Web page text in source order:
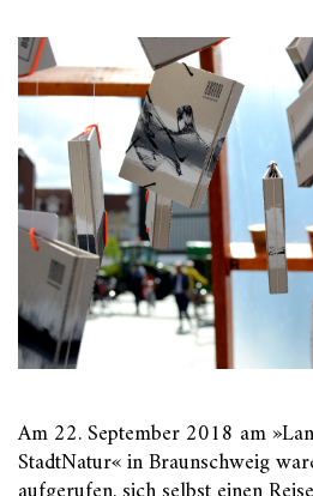
Am 22. September 2018 am
StadtNatur« in Braunschweig